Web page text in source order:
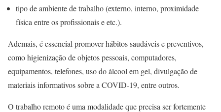
tipo de ambiente de trabalho (externo, interno, proximidade
física entre os profissionais e etc.).
Ademais, é essencial promover hábitos saudáveis e preventivos,
como higienização de objetos pessoais, computadores,
equipamentos, telefones, uso do álcool em gel, divulgação de
materiais informativos sobre a COVID-19, entre outros.
O trabalho remoto é uma modalidade que precisa ser fortemente